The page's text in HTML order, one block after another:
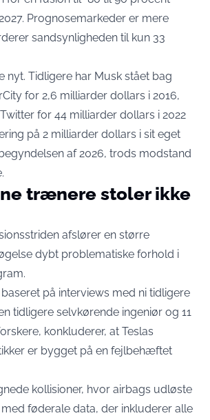
Prognosemarkeder er mere
sandsynligheden til kun 33
nyt. Tidligere har Musk stået bag
for 2,6 milliarder dollars i 2016,
for 44 milliarder dollars i 2022
på 2 milliarder dollars i sit eget
af 2026, trods modstand
trænere stoler ikke
afslører en større
dybt problematiske forhold i
på interviews med ni tidligere
tidligere selvkørende ingeniør og 11
konkluderer, at Teslas
er bygget på en fejlbehæftet
kollisioner, hvor airbags udløste
føderale data, der inkluderer alle